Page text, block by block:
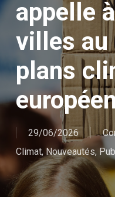
appelle
villes
plans
29/06/2026
Climat, Nouveautés,